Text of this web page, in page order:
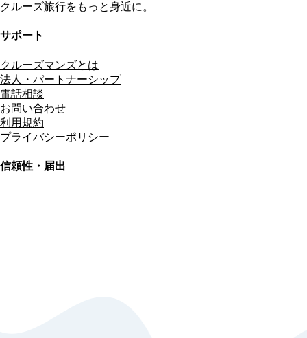
クルーズ旅行をもっと身近に。
サポート
クルーズマンズとは
法人・パートナーシップ
電話相談
お問い合わせ
利用規約
プライバシーポリシー
信頼性・届出